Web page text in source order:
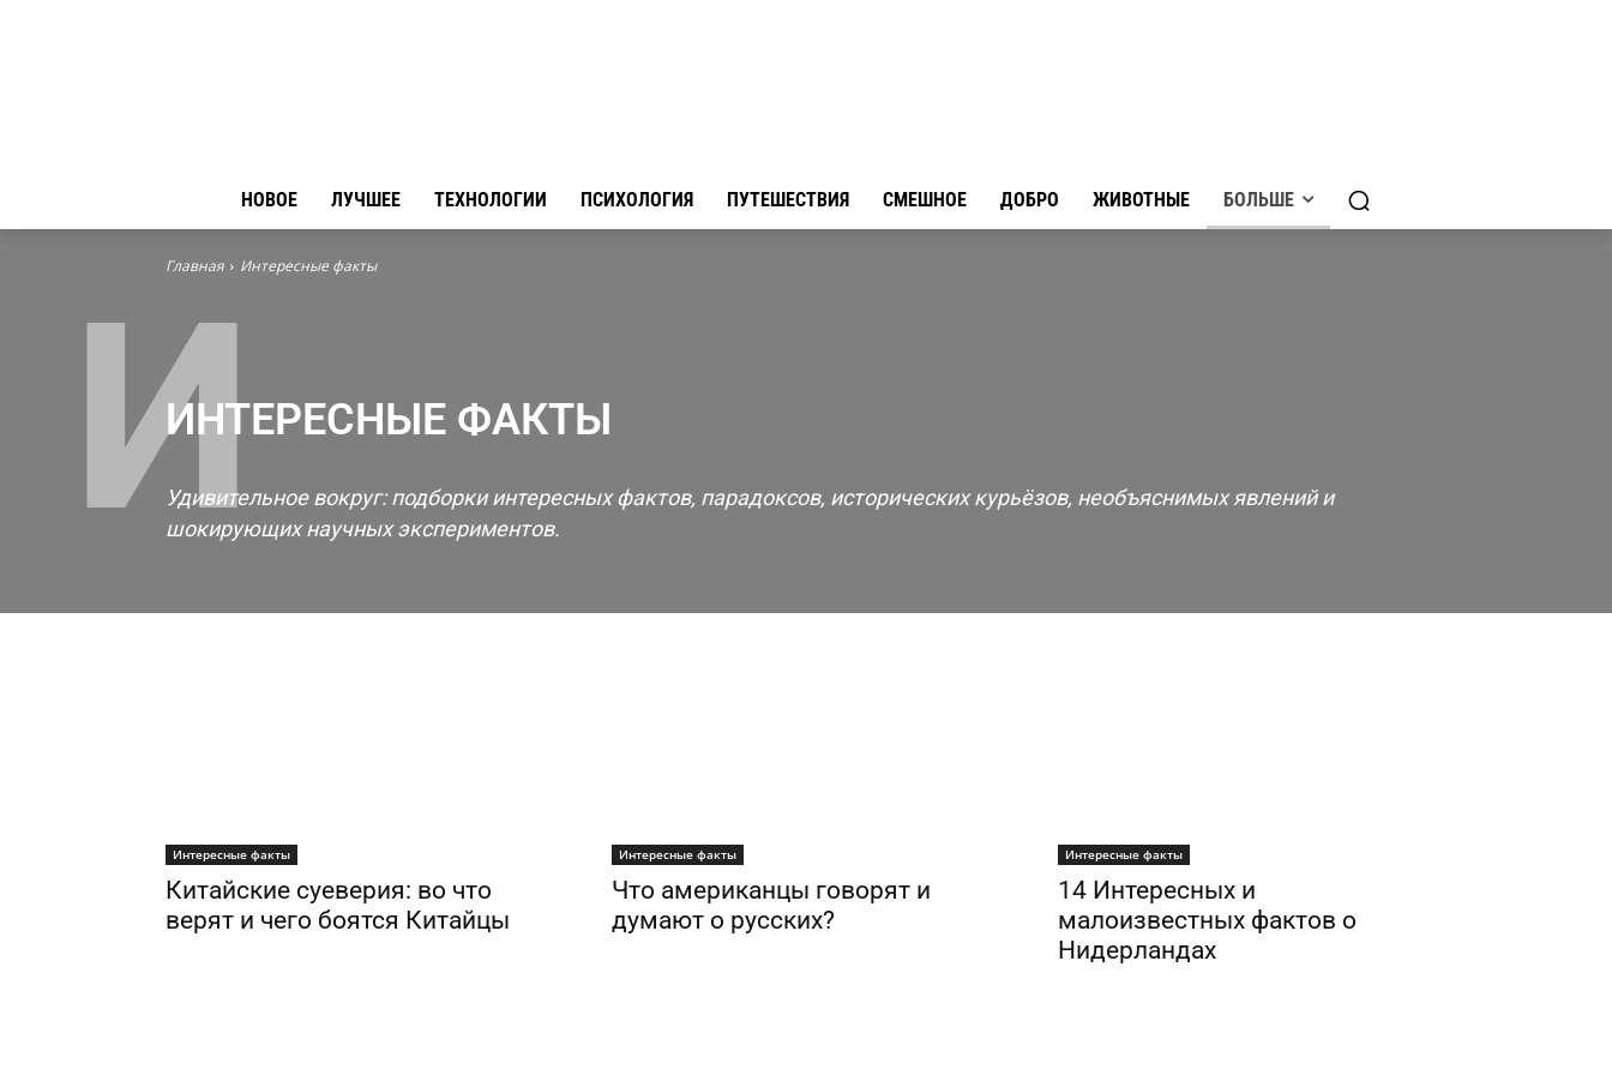
НОВОЕ ЛУЧШЕЕ ТЕХНОЛОГИИ ПСИХОЛОГИЯ ПУТЕШЕСТВИЯ СМЕШНОЕ ДОБРО ЖИВОТНЫЕ БОЛЬШЕ
Главная Интересные факты
ИНТЕРЕСНЫЕ ФАКТЫ
ИУдивительное вокруг: подборки интересных фактов, парадоксов, исторических курьёзов, необъяснимых явлений и
шокирующих научных экспериментов.
Интересные факты
Китайские суеверия: во что
верят и чего боятся Китайцы
Интересные факты
Что американцы говорят и
думают о русских?
Интересные факты
14 Интересных и
малоизвестных фактов о
Нидерландах